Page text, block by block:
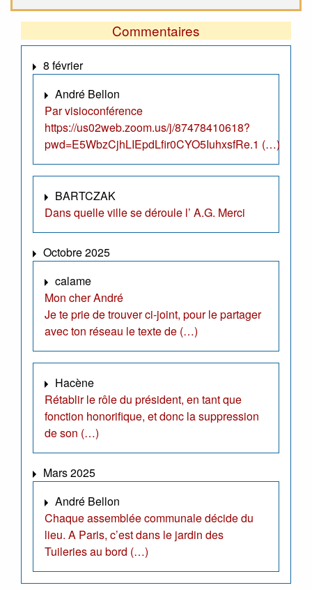
Commentaires
8 février
André Bellon
Par visioconférence
https://us02web.zoom.us/j/87478410618?
pwd=E5WbzCjhLIEpdLfir0CYO5IuhxsfRe.1 (…)
BARTCZAK
Dans quelle ville se déroule l’ A.G. Merci
Octobre 2025
calame
Mon cher André
Je te prie de trouver ci-joint, pour le partager
avec ton réseau le texte de (…)
Hacène
Rétablir le rôle du président, en tant que
fonction honorifique, et donc la suppression
de son (…)
Mars 2025
André Bellon
Chaque assemblée communale décide du
lieu. A Paris, c’est dans le jardin des
Tuileries au bord (…)